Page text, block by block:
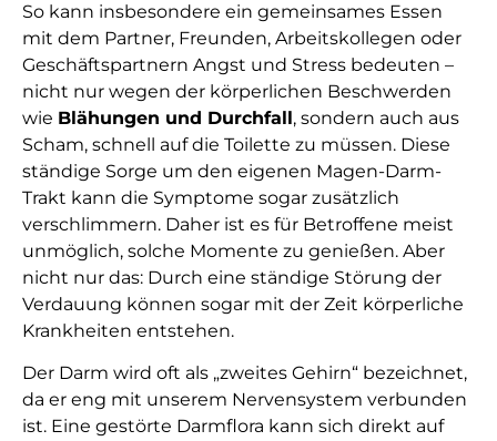
So kann insbesondere ein gemeinsames Essen
mit dem Partner, Freunden, Arbeitskollegen oder
Geschäftspartnern Angst und Stress bedeuten –
nicht nur wegen der körperlichen Beschwerden
wie Blähungen und Durchfall, sondern auch aus
Scham, schnell auf die Toilette zu müssen. Diese
ständige Sorge um den eigenen Magen-Darm-
Trakt kann die Symptome sogar zusätzlich
verschlimmern. Daher ist es für Betroffene meist
unmöglich, solche Momente zu genießen. Aber
nicht nur das: Durch eine ständige Störung der
Verdauung können sogar mit der Zeit körperliche
Krankheiten entstehen.
Der Darm wird oft als „zweites Gehirn“ bezeichnet,
da er eng mit unserem Nervensystem verbunden
ist. Eine gestörte Darmflora kann sich direkt auf